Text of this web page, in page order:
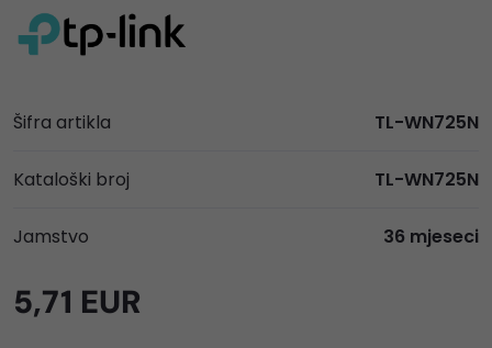
Šifra artikla TL-WN725N
Kataloški broj TL-WN725N
Jamstvo 36 mjeseci
5,71 EUR